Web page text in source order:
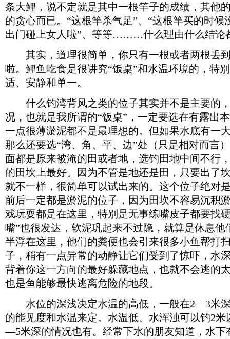
条大鲤，说不定就是其中一根竿子的成绩，其他
的贪心而已。“这根竿杀气足”、“这根竿买的时候
出门碰上女人啦”、等等………什么理由什么结论
其实，道理很简单，你只有一根或者两根丢
啦。鲤鱼吃食是很讲究“饭桌”和水温环境的，特
适、安静和单一。
什么钓湾背风之类的位子其实并不是主要的
况，也就是我所谓的“饭桌”，一定要选在有露出
一点很薄淤泥都不是最理想的。但如果水底有一
那么还要选“湾、角、平、边”处（只是相对而言
面都是原来被淹的田或者地，选钓田地中间不行
的田坎上最好。因为不管是地还是田，只要出了
就不一样，很简单可以试出来的。这个位子绝对
前后一定都是淤泥的位子，因为田坎不容易沉积
戏玩耍都是在这里，特别是无事练嘴皮子都要找
嘴”也很发达，软泥巩起来不过隐，就算是休息
半浮在这里，他们的粪便也会引来很多小鱼帮打
子，稍有一点异常的动静让它们受到了惊吓，水
背着你这一方向的最好躲藏地点，也就不会逃的
也是鱼能够最快逃离危险的地段。
水位的深浅决定水温的高低，一般在2—3米深
的能见度和水温来定。水温低、水浑浊可以钓2
—5米深的情况也有。经常下水的朋友知道，水下